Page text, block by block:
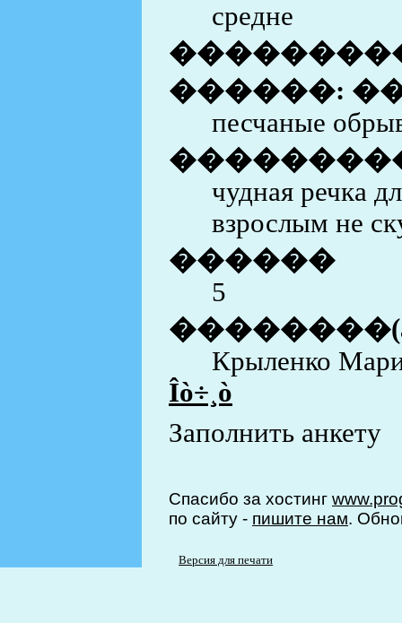
средне
������:
песчаные
чудная речка
взрослым не
������
5
Крыленко
Îò÷¸ò
Заполнить анкету
Спасибо за хостинг
по сайту - пишите нам.
Версия для печати